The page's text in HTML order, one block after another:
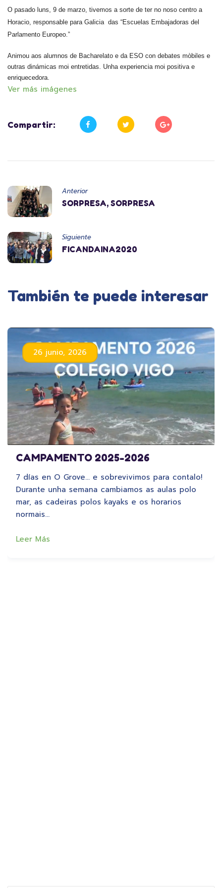
O pasado luns, 9 de marzo, tivemos a sorte de ter no noso centro a
Horacio, responsable para Galicia das “Escuelas Embajadoras del
Parlamento Europeo.”
Animou aos alumnos de Bacharelato e da ESO con debates mòbiles e
outras dinámicas moi entretidas. Unha experiencia moi positiva e
enriquecedora.
Ver más imágenes
Compartir:
Anterior
SORPRESA, SORPRESA
Siguiente
FICANDAINA2020
También te puede interesar
26 junio, 2026
CAMPAMENTO 2025-2026
7 días en O Grove… e sobrevivimos para contalo!
Durante unha semana cambiamos as aulas polo
mar, as cadeiras polos kayaks e os horarios
normais…
Leer Más